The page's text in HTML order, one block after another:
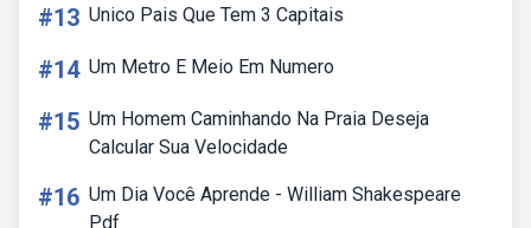
#13 Unico Pais Que Tem 3 Capitais
#14 Um Metro E Meio Em Numero
#15 Um Homem Caminhando Na Praia Deseja
Calcular Sua Velocidade
#16 Um Dia Você Aprende - William Shakespeare
Pdf